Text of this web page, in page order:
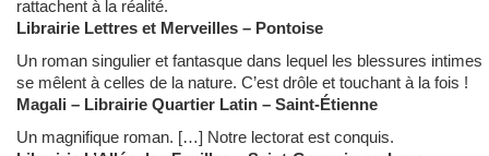
rattachent à la réalité.
Librairie Lettres et Merveilles – Pontoise
Un roman singulier et fantasque dans lequel les blessures intimes
se mêlent à celles de la nature. C’est drôle et touchant à la fois !
Magali – Librairie Quartier Latin – Saint-Étienne
Un magnifique roman. […] Notre lectorat est conquis.